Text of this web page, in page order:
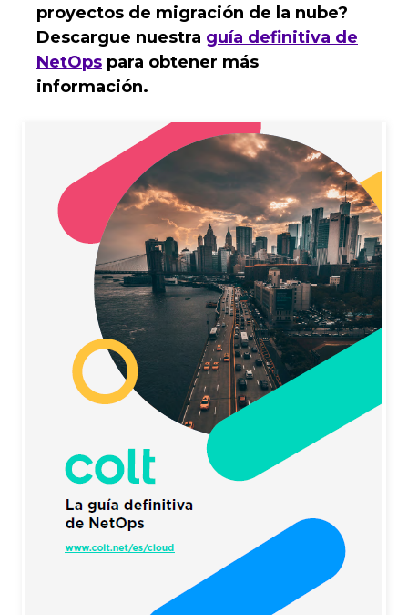
proyectos de migración de la nube?
Descargue nuestra guía definitiva de
NetOps para obtener más
información.